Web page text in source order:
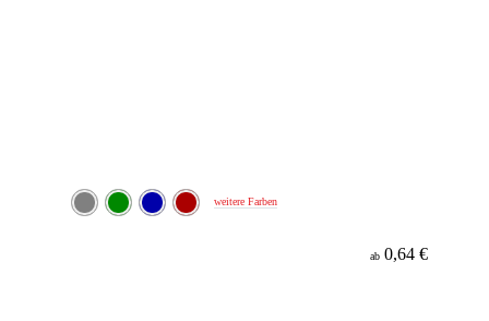
weitere Farben
ab 0,64 €